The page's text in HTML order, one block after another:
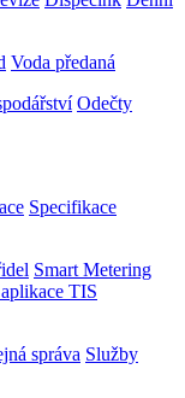
Voda předaná
Odečty
Specifikace
Smart Metering
TIS
správa Služby